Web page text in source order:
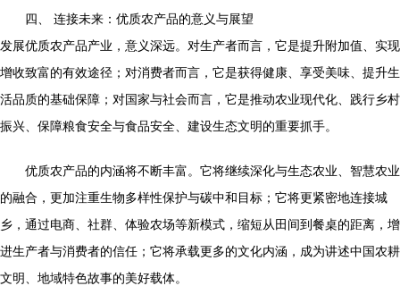
四、 连接未来：优质农产品的意义与展望
发展优质农产品产业，意义深远。对生产者而言，它是提升附加值、实现
增收致富的有效途径；对消费者而言，它是获得健康、享受美味、提升生
活品质的基础保障；对国家与社会而言，它是推动农业现代化、践行乡村
振兴、保障粮食安全与食品安全、建设生态文明的重要抓手。
优质农产品的内涵将不断丰富。它将继续深化与生态农业、智慧农业
的融合，更加注重生物多样性保护与碳中和目标；它将更紧密地连接城
乡，通过电商、社群、体验农场等新模式，缩短从田间到餐桌的距离，增
进生产者与消费者的信任；它将承载更多的文化内涵，成为讲述中国农耕
文明、地域特色故事的美好载体。